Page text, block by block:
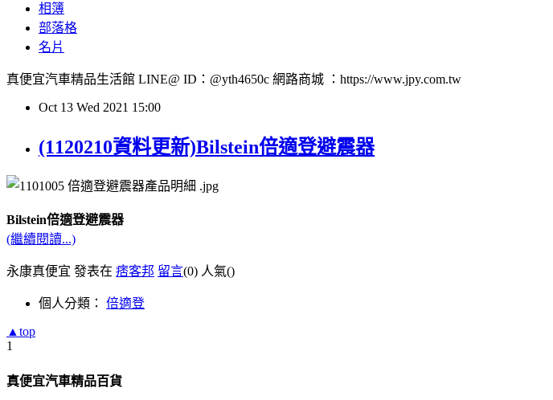
相簿
部落格
名片
真便宜汽車精品生活館 LINE@ ID：@yth4650c 網路商城 ：https://www.jpy.com.tw
Oct 13 Wed 2021 15:00
(1120210資料更新)Bilstein倍適登避震器
Bilstein倍適登避震器
(繼續閱讀...)
永康真便宜 發表在 痞客邦 留言(0) 人氣()
個人分類： 倍適登
▲top
1
真便宜汽車精品百貨